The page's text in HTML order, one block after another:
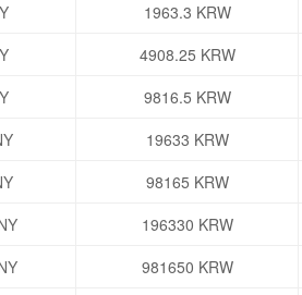
1963.3 KRW
4908.25 KRW
9816.5 KRW
19633 KRW
98165 KRW
196330 KRW
981650 KRW